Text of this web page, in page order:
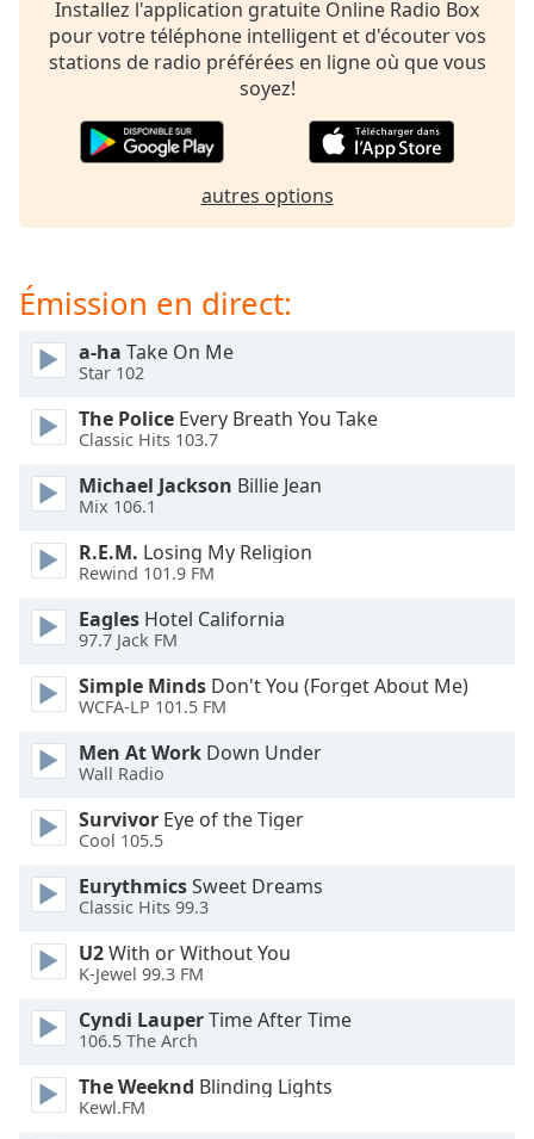
settings
dialog
selected
Picture
Fullscreen
modal
window.
Beginning
dialog
window.
cancel
and
close
window.
Text
Color
Opacity
Text
Color
Opacity
Installez l'application gratuite Online Radio Box
pour votre téléphone intelligent et d'écouter vos
stations de radio préférées en ligne où que vous
soyez!
autres options
Émission en direct:
a-ha Take On Me
Star 102
The Police Every Breath You Take
Classic Hits 103.7
Michael Jackson Billie Jean
Mix 106.1
R.E.M. Losing My Religion
Rewind 101.9 FM
Eagles Hotel California
97.7 Jack FM
Simple Minds Don't You (Forget About Me)
WCFA-LP 101.5 FM
Men At Work Down Under
Wall Radio
Survivor Eye of the Tiger
Cool 105.5
EurythmicsSweet Dreams
Classic Hits 99.3
U2With or Without You
K-Jewel 99.3 FM
Cyndi LauperTime After Time
106.5 The Arch
The Weeknd Blinding Lights
Kewl.FM